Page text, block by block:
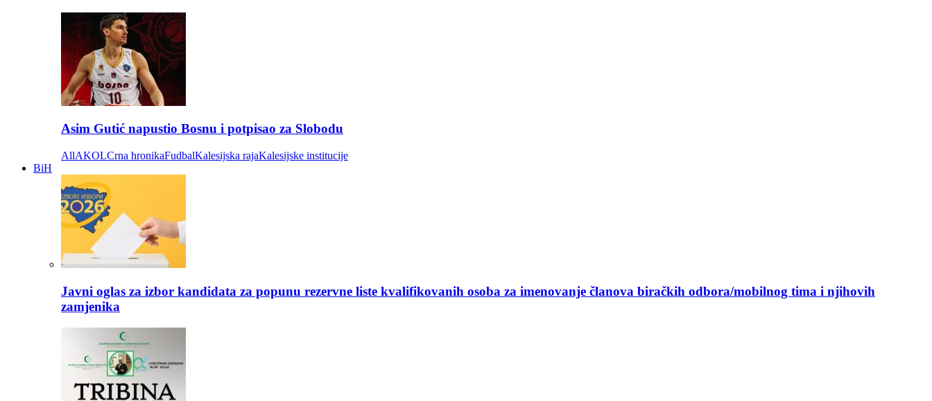
Asim Gutić napustio Bosnu i potpisao za Slobodu
AllAKOLCrna hronikaFudbalKalesijska rajaKalesijske institucije
BiH
Javni oglas za izbor kandidata za popunu rezervne liste kvalifikovanih osoba za imenovanje članova biračkih odbora/mobilnog tima i njihovih
zamjenika